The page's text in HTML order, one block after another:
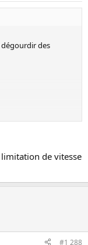
des
de vitesse
#1 288